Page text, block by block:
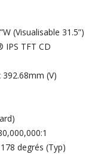
(Visualisable 31.5”)
IPS TFT CD
(V)
degrés (Typ)